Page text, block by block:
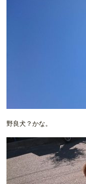
野良犬？かな。